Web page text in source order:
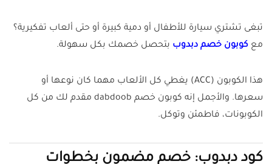
تبغى تشتري سيارة للأطفال أو دمية كبيرة أو حتى ألعاب تفكيرية؟
مع كوبون خصم دبدوب بتحصل خصمك بكل سهولة.
هذا الكوبون (ACC) يغطي كل الألعاب مهما كان نوعها أو
سعرها. والأجمل إنه كوبون خصم dabdoob مقدم لك من كل
الكوبونات، فاطمئن وتوكل.
كود دبدوب: خصم مضمون بخطوات